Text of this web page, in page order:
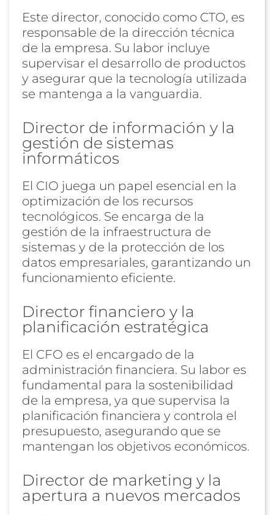
Este director, conocido como CTO, es
responsable de la dirección técnica
de la empresa. Su labor incluye
supervisar el desarrollo de productos
y asegurar que la tecnología utilizada
se mantenga a la vanguardia.
Director de información y la
gestión de sistemas
informáticos
El CIO juega un papel esencial en la
optimización de los recursos
tecnológicos. Se encarga de la
gestión de la infraestructura de
sistemas y de la protección de los
datos empresariales, garantizando un
funcionamiento eficiente.
Director financiero y la
planificación estratégica
El CFO es el encargado de la
administración financiera. Su labor es
fundamental para la sostenibilidad
de la empresa, ya que supervisa la
planificación financiera y controla el
presupuesto, asegurando que se
mantengan los objetivos económicos.
Director de marketing y la
apertura a nuevos mercados